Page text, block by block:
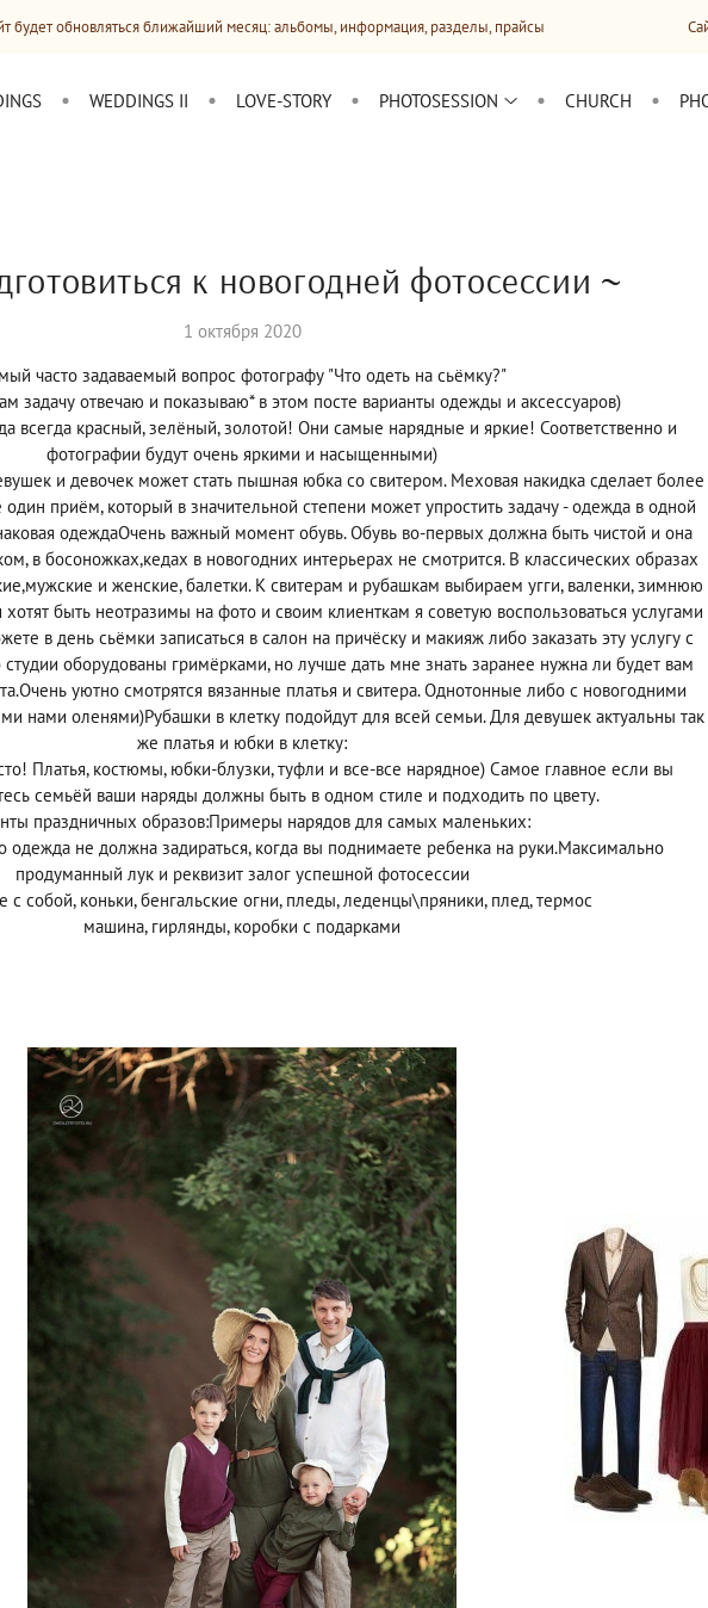
WEDDINGS II LOVE-STORY PHOTOSESSION CHURCH
к новогодней фотосессии ~
1 октября 2020
часто задаваемый вопрос фотографу "Что одеть на сьёмку?"
задачу отвечаю и показываю* в этом посте варианты одежды и аксессуаров)
всегда красный, зелёный, золотой! Они самые нарядные и яркие! Соответственно и
фотографии будут очень яркими и насыщенными)
и девочек может стать пышная юбка со свитером. Меховая накидка сделает более
приём, который в значительной степени может упростить задачу - одежда в одной
одеждаОчень важный момент обувь. Обувь во-первых должна быть чистой и она
в босоножках,кедах в новогодних интерьерах не смотрится. В классических образах
и женские, балетки. К свитерам и рубашкам выбираем угги, валенки, зимнюю
быть неотразимы на фото и своим клиенткам я советую воспользоваться услугами
в день сьёмки записаться в салон на причёску и макияж либо заказать эту услугу с
оборудованы гримёрками, но лучше дать мне знать заранее нужна ли будет вам
уютно смотрятся вязанные платья и свитера. Однотонные либо с новогодними
нами оленями)Рубашки в клетку подойдут для всей семьи. Для девушек актуальны так
же платья и юбки в клетку:
Платья, костюмы, юбки-блузки, туфли и все-все нарядное) Самое главное если вы
семьёй ваши наряды должны быть в одном стиле и подходить по цвету.
праздничных образов:Примеры нарядов для самых маленьких:
одежда не должна задираться, когда вы поднимаете ребенка на руки.Максимально
продуманный лук и реквизит залог успешной фотосессии
с собой, коньки, бенгальские огни, пледы, леденцы\пряники, плед, термос
машина, гирлянды, коробки с подарками
ближайший месяц: альбомы, информация, разделы, прайсы Сайт будет